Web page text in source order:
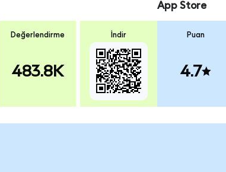
Değerlendirme
483.8K
İndir
App Store
Puan
4.7